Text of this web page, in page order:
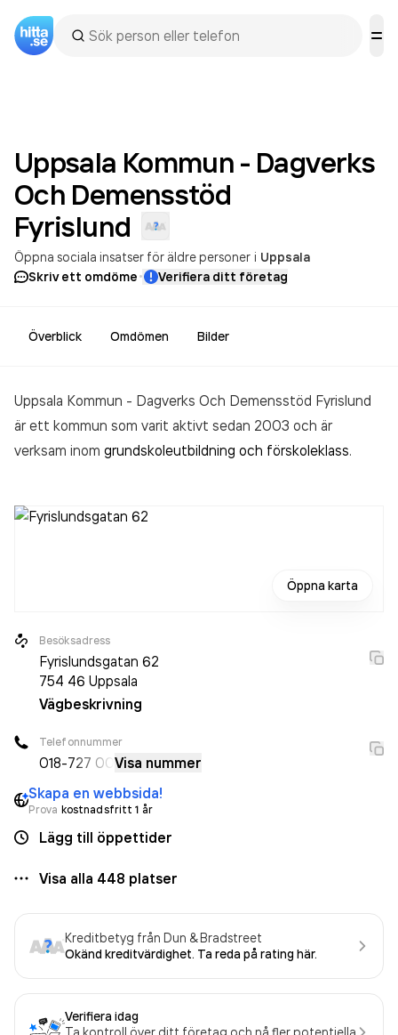
Uppsala Kommun - Dagverks
Och Demensstöd
Fyrislund
Öppna sociala insatser för äldre personer i Uppsala
Skriv ett omdöme· Verifiera ditt företag
Överblick Omdömen Bilder
Uppsala Kommun - Dagverks Och Demensstöd Fyrislund
är ett kommun som varit aktivt sedan 2003 och är
verksam inom grundskoleutbildning och förskoleklass.
Öppna karta
Besöksadress
Fyrislundsgatan 62
754 46 Uppsala
Vägbeskrivning
Telefonnummer
018-727 00 Visa nummer
Skapa en webbsida!
Prova kostnadsfritt 1 år
Lägg till öppettider
Visa alla 448 platser
Kreditbetyg från Dun & Bradstreet
Okänd kreditvärdighet. Ta reda på rating här.
Verifiera idag
Ta kontroll över ditt företag och nå fler potentiella